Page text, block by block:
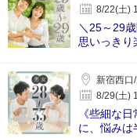
8/22(土)
＼25～29
思いっきり
新宿西口
8/29(土)
《些細な
に、悩みは